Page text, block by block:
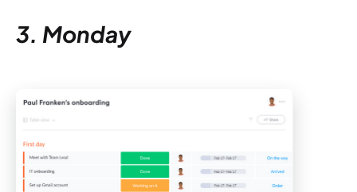
3. Monday